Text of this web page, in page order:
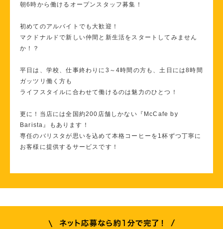
朝6時から働けるオープンスタッフ募集！
初めてのアルバイトでも大歓迎！
マクドナルドで新しい仲間と新生活をスタートしてみません
か！？
平日は、学校、仕事終わりに3～4時間の方も、土日には8時間
ガッツリ働く方も
ライフスタイルに合わせて働けるのは魅力のひとつ！
更に！当店には全国約200店舗しかない『McCafe by
Barista』もあります！
専任のバリスタが思いを込めて本格コーヒーを1杯ずつ丁寧に
お客様に提供するサービスです！